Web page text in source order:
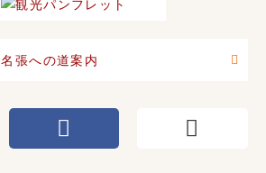
名張への道案内